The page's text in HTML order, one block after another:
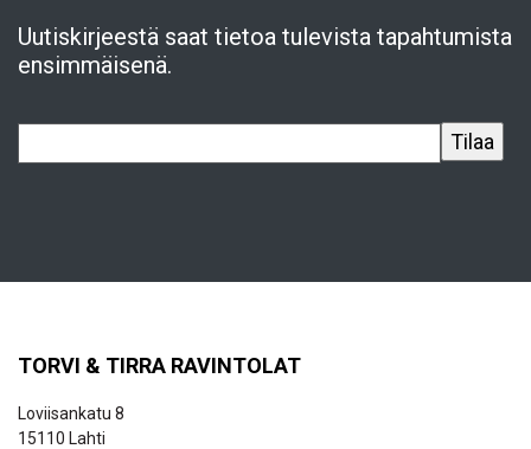
Uutiskirjeestä saat tietoa tulevista tapahtumista
ensimmäisenä.
TORVI & TIRRA RAVINTOLAT
Loviisankatu 8
15110 Lahti